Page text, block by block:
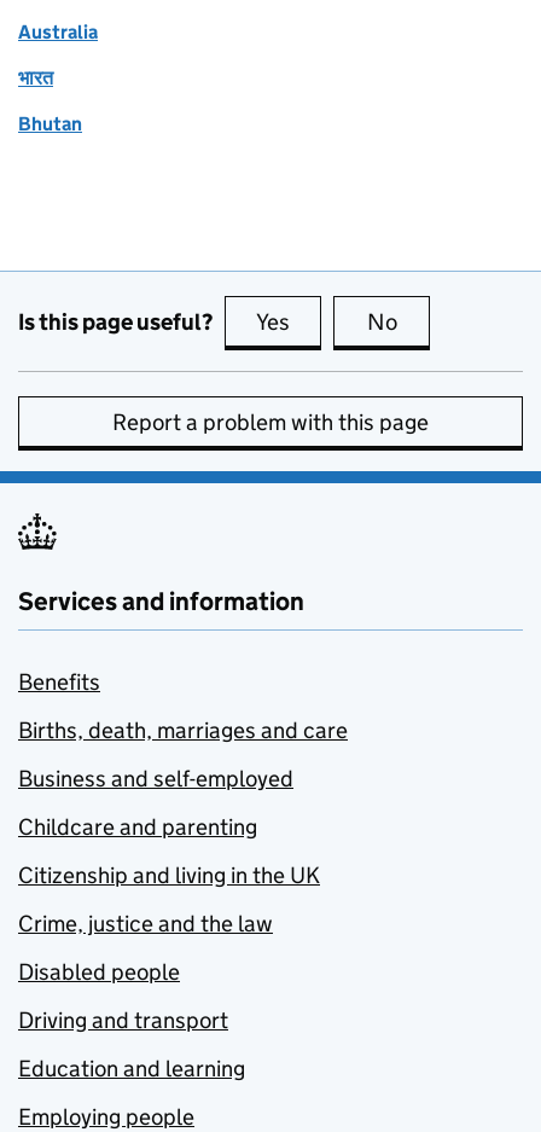
Australia
भारत
Bhutan
Is this page useful? Yes this page is useful
No
Report a problem with this page
Services and information
Benefits
Births, death, marriages and care
Business and self-employed
Childcare and parenting
Citizenship and living in the UK
Crime, justice and the law
Disabled people
Driving and transport
Education and learning
Employing people